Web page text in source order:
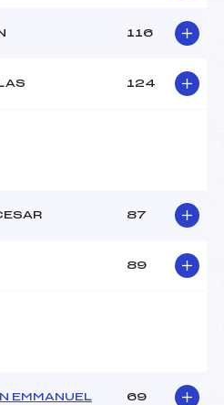
116
124
87
89
EMMANUEL 69